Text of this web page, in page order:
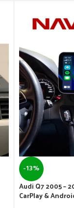
-13%
Audi Q7 2005 –
CarPlay &